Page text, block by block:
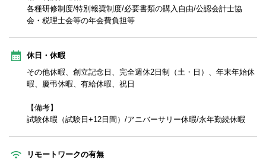
各種研修制度/特別報奨制度/必要書類の購入自由/公認会計士協
会・税理士会等の年会費負担等
休日・休暇
その他休暇、創立記念日、完全週休2日制（土・日）、年末年始休
暇、慶弔休暇、有給休暇、祝日
【備考】
試験休暇（試験日+12日間）/アニバーサリー休暇/永年勤続休暇
リモートワークの有無